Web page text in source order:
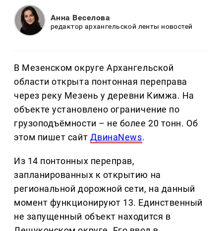
Анна Веселова
редактор архангельской ленты новостей
В Мезенском округе Архангельской
области открыта понтонная переправа
через реку Мезень у деревни Кимжа. На
объекте установлено ограничение по
грузоподъёмности – не более 20 тонн. Об
этом пишет сайт ДвинаNews.
Из 14 понтонных переправ,
запланированных к открытию на
региональной дорожной сети, на данный
момент функционируют 13. Единственный
не запущенный объект находится в